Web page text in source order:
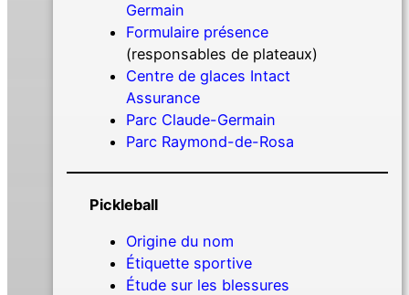
Germain
Formulaire présence
(responsables de plateaux)
Centre de glaces Intact
Assurance
Parc Claude-Germain
Parc Raymond-de-Rosa
Pickleball
Origine du nom
Étiquette sportive
Étude sur les blessures